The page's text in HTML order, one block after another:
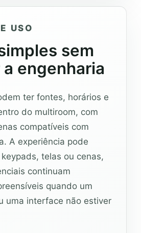
USO
sem
engenharia
ter fontes, horários e
do multiroom, com
compatíveis com
A experiência pode
telas ou cenas,
continuam
quando um
uma interface não estiver